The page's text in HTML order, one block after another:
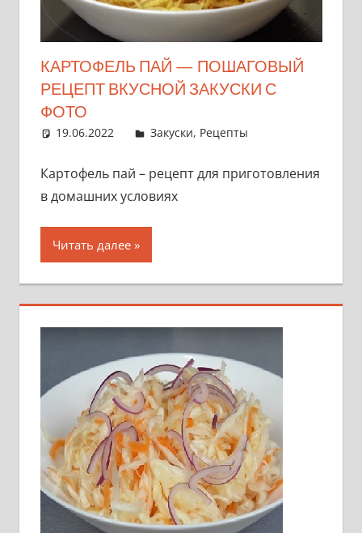
КАРТОФЕЛЬ ПАЙ — ПОШАГОВЫЙ
РЕЦЕПТ ВКУСНОЙ ЗАКУСКИ С
ФОТО
19.06.2022 admin
Закуски, Рецепты
Картофель пай – рецепт для приготовления
в домашних условиях
Читать далее